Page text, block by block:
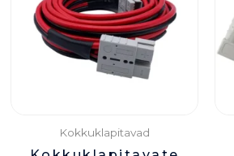
Kokkuklapitavad